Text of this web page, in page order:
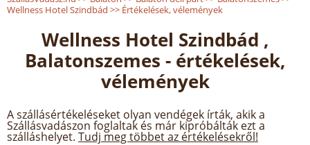
Wellness Hotel Szindbád >> Értékelések, vélemények
Wellness Hotel Szindbád ,
Balatonszemes - értékelések,
vélemények
A szállásértékeléseket olyan vendégek írták, akik a
Szállásvadászon foglaltak és már kipróbálták ezt a
szálláshelyet. Tudj meg többet az értékelésekről!